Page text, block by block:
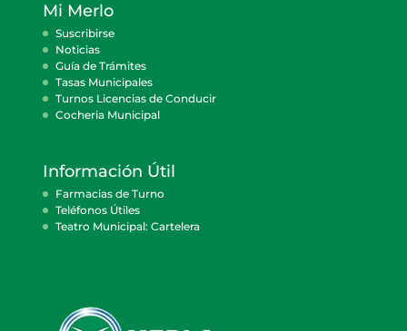
Mi Merlo
Suscribirse
Noticias
Guía de Trámites
Tasas Municipales
Turnos Licencias de Conducir
Cocheria Municipal
Información Útil
Farmacias de Turno
Teléfonos Útiles
Teatro Municipal: Cartelera